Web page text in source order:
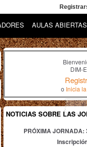
AULAS ABIERTAS
DIM-
o Inicia
NOTICIAS SOBRE LAS
PRÓXIMA JORNADA: